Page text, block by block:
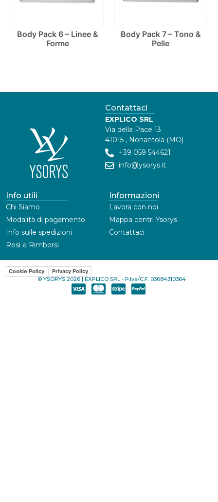
Body Pack 6 – Linee &
Forme
Body Pack 7 – Tono &
Pelle
Contattaci
EXPLICO SRL
Via della Pace 13
41015 , Nonantola (MO)
+39 059 544621
info@ysorys.it
Info utili
Chi Siamo
Modalità di pagamento
Info sulle spedizioni
Resi e Rimborsi
Informazioni
Lavora con noi
Mappa centri Ysorys
Contattaci
Cookie Policy
Privacy Policy
© YSORYS 2026 | EXPLICO SRL - P.Iva/C.F. 03684310364